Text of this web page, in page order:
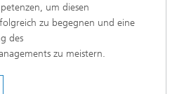
um diesen
zu begegnen und eine
des
zu meistern.